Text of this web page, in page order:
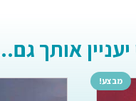
יעניין אותך
מבצע!